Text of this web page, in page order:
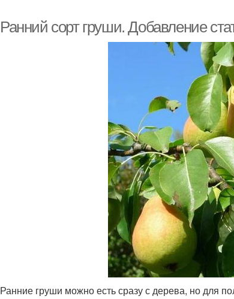
Ранний сорт груши. Добавление
Ранние груши можно есть сразу с дерева, но для